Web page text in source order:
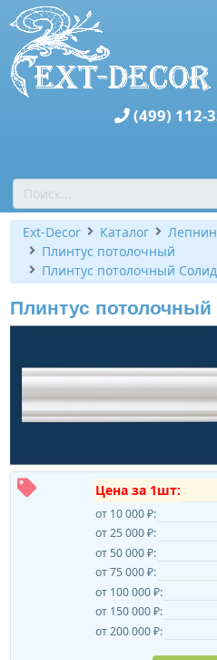
(499) 112-
Ext-Decor Каталог
Плинтус потолочный
Плинтус потолочный
Плинтус
Цена за 1шт:
от 10 000 ₽:
от 25 000 ₽:
от 50 000 ₽:
от 75 000 ₽:
от 100 000 ₽:
от 150 000 ₽:
от 200 000 ₽: